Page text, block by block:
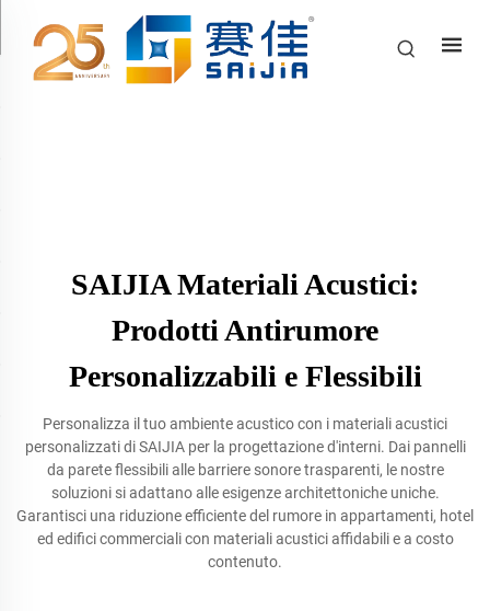
SAIJIA Materiali Acustici:
Prodotti Antirumore
Personalizzabili e Flessibili
Personalizza il tuo ambiente acustico con i materiali acustici
personalizzati di SAIJIA per la progettazione d'interni. Dai pannelli
da parete flessibili alle barriere sonore trasparenti, le nostre
soluzioni si adattano alle esigenze architettoniche uniche.
Garantisci una riduzione efficiente del rumore in appartamenti, hotel
ed edifici commerciali con materiali acustici affidabili e a costo
contenuto.